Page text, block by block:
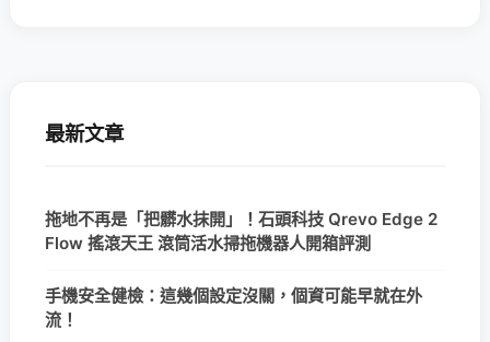
最新文章
拖地不再是「把髒水抹開」！石頭科技 Qrevo Edge 2
Flow 搖滾天王 滾筒活水掃拖機器人開箱評測
手機安全健檢：這幾個設定沒關，個資可能早就在外
流！